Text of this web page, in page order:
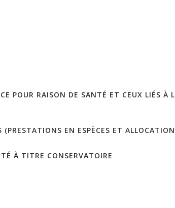
POUR RAISON DE SANTÉ ET CEUX LIÉS À
EN ESPÈCES ET
À TITRE CONSERVATOIRE